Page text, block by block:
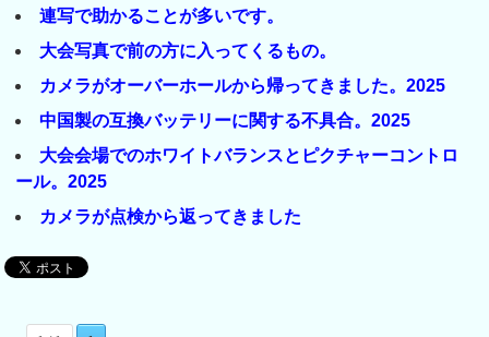
連写で助かることが多いです。
大会写真で前の方に入ってくるもの。
カメラがオーバーホールから帰ってきました。2025
中国製の互換バッテリーに関する不具合。2025
大会会場でのホワイトバランスとピクチャーコントロ
ール。2025
カメラが点検から返ってきました